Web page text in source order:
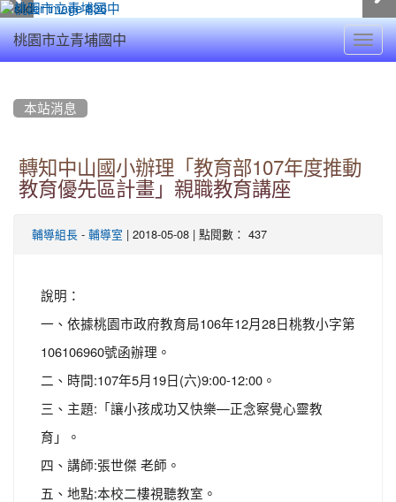
桃園市立青埔國中
本站消息
轉知中山國小辦理「教育部107年度推動
教育優先區計畫」親職教育講座
輔導組長 - 輔導室 | 2018-05-08 | 點閱數： 437
說明：
一、依據桃園市政府教育局106年12月28日桃教小字第
106106960號函辦理。
二、時間:107年5月19日(六)9:00-12:00。
三、主題:「讓小孩成功又快樂—正念察覺心靈教
育」。
四、講師:張世傑 老師。
五、地點:本校二樓視聽教室。